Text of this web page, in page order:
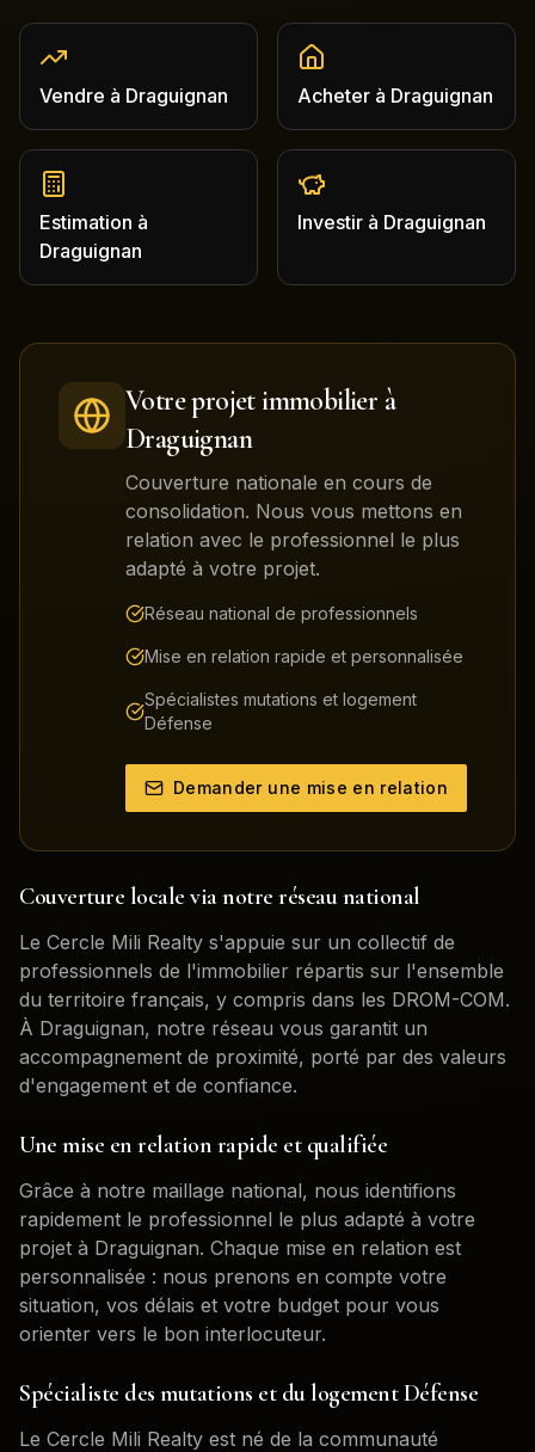
Vendre à Draguignan Acheter à Draguignan
Estimation à
Draguignan
Investir à Draguignan
Votre projet immobilier à
Draguignan
Couverture nationale en cours de
consolidation. Nous vous mettons en
relation avec le professionnel le plus
adapté à votre projet.
Réseau national de professionnels
Mise en relation rapide et personnalisée
Spécialistes mutations et logement
Défense
Demander une mise en relation
Couverture locale via notre réseau national
Le Cercle Mili Realty s'appuie sur un collectif de
professionnels de l'immobilier répartis sur l'ensemble
du territoire français, y compris dans les DROM-COM.
À Draguignan, notre réseau vous garantit un
accompagnement de proximité, porté par des valeurs
d'engagement et de confiance.
Une mise en relation rapide et qualifiée
Grâce à notre maillage national, nous identifions
rapidement le professionnel le plus adapté à votre
projet à Draguignan. Chaque mise en relation est
personnalisée : nous prenons en compte votre
situation, vos délais et votre budget pour vous
orienter vers le bon interlocuteur.
Spécialiste des mutations et du logement Défense
Le Cercle Mili Realty est né de la communauté